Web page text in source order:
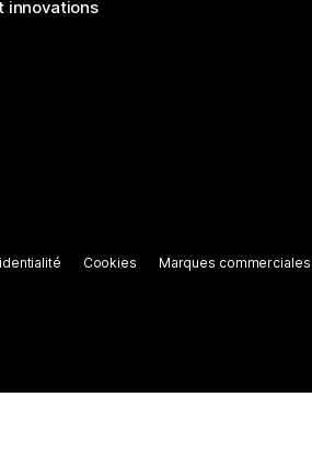
innovations
Cookies Marques commerciales